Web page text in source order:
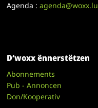
Agenda :agenda@woxx.lu
D’woxx ënnerstëtzen
Abonnements
Pub - Annoncen
Don/Kooperativ